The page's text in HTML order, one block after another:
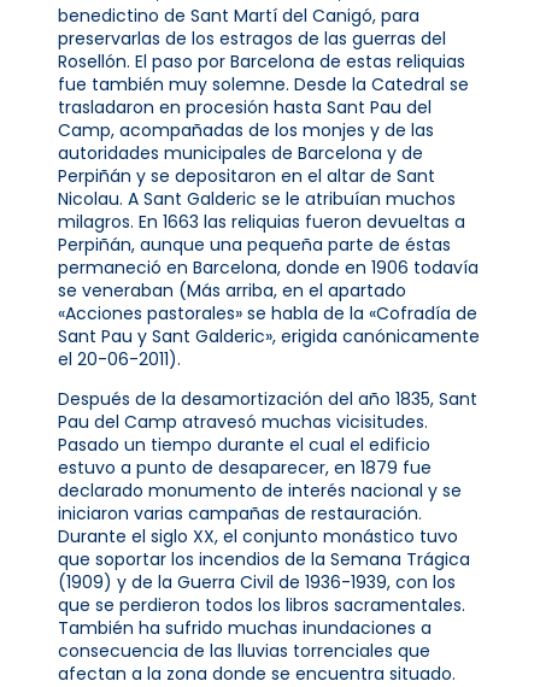
benedictino de Sant Martí del Canigó, para
preservarlas de los estragos de las guerras del
Rosellón. El paso por Barcelona de estas reliquias
fue también muy solemne. Desde la Catedral se
trasladaron en procesión hasta Sant Pau del
Camp, acompañadas de los monjes y de las
autoridades municipales de Barcelona y de
Perpiñán y se depositaron en el altar de Sant
Nicolau. A Sant Galderic se le atribuían muchos
milagros. En 1663 las reliquias fueron devueltas a
Perpiñán, aunque una pequeña parte de éstas
permaneció en Barcelona, ​​donde en 1906 todavía
se veneraban (Más arriba, en el apartado
«Acciones pastorales» se habla de la «Cofradía de
Sant Pau y Sant Galderic», erigida canónicamente
el 20-06-2011).
Después de la desamortización del año 1835, Sant
Pau del Camp atravesó muchas vicisitudes.
Pasado un tiempo durante el cual el edificio
estuvo a punto de desaparecer, en 1879 fue
declarado monumento de interés nacional y se
iniciaron varias campañas de restauración.
Durante el siglo XX, el conjunto monástico tuvo
que soportar los incendios de la Semana Trágica
(1909) y de la Guerra Civil de 1936-1939, con los
que se perdieron todos los libros sacramentales.
También ha sufrido muchas inundaciones a
consecuencia de las lluvias torrenciales que
afectan a la zona donde se encuentra situado.